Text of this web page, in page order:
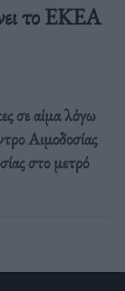
το ΕΚΕΑ
σε αίμα λόγω
Αιμοδοσίας
στο μετρό